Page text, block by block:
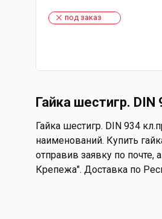
под заказ
Гайка шестигр.
Гайка шестигр. DIN 934
наименований. Купить
отправив заявку по почте,
Крепежа". Доставка по